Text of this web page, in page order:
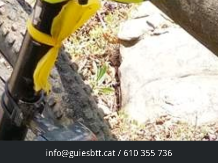
info@guiesbtt.cat / 610 355 736